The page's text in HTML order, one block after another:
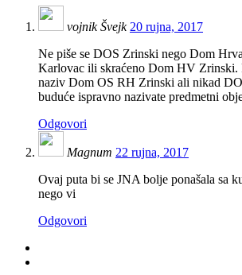
vojnik Švejk 20 rujna, 2017
Ne piše se DOS Zrinski nego Dom
Karlovac ili skraćeno Dom HV Zrinski.
naziv Dom OS RH Zrinski ali nikad
buduće ispravno nazivate predmetni
Odgovori
Magnum 22 rujna, 2017
Ovaj puta bi se JNA bolje ponašala sa
nego vi
Odgovori